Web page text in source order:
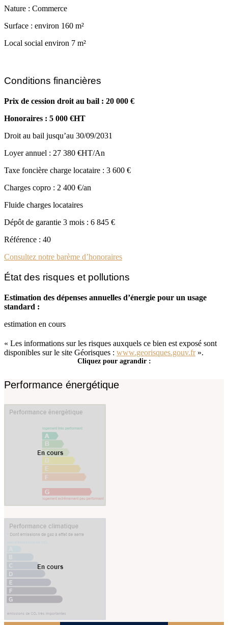
Nature : Commerce
Surface : environ 160 m²
Local social environ 7 m²
Conditions financières
Prix de cession droit au bail : 20 000 €
Honoraires : 5 000 €HT
Droit au bail jusqu’au 30/09/2031
Loyer annuel : 27 380 €HT/An
Taxe foncière charge locataire : 3 600 €
Charges copro : 2 400 €/an
Fluide charges locataires
Dépôt de garantie 3 mois : 6 845 €
Référence : 40
Consultez notre barème d’honoraires
État des risques et pollutions
Estimation des dépenses annuelles d’énergie pour un usage
standard :
estimation en cours
« Les informations sur les risques auxquels ce bien est exposé sont
disponibles sur le site Géorisques : www.georisques.gouv.fr».
Cliquez pour agrandir :
Performance énergétique